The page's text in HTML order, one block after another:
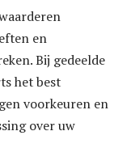
en
Bij gedeelde
het best
voorkeuren en
over uw